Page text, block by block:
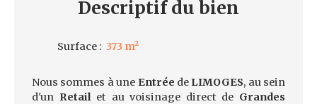
Descriptifdu bien
Surface : 373 m²
Nous sommes à une Entrée de LIMOGES, au sein
d'un Retail et au voisinage direct de Grandes